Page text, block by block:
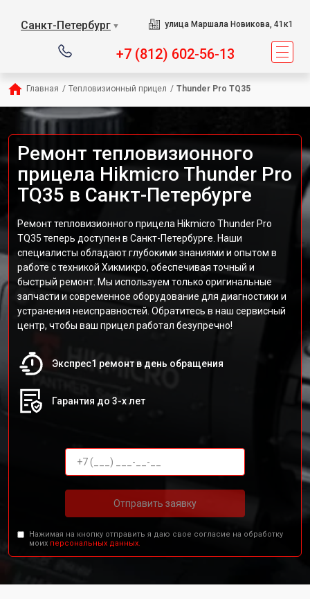
Санкт-Петербург ▼ улица Маршала Новикова, 41к1
+7 (812) 602-56-13
Главная / Тепловизионный прицел / Thunder Pro TQ35
Ремонт тепловизионного
прицела Hikmicro Thunder Pro
TQ35 в Санкт-Петербурге
Ремонт тепловизионного прицела Hikmicro Thunder Pro
TQ35 теперь доступен в Санкт-Петербурге. Наши
специалисты обладают глубокими знаниями и опытом в
работе с техникой Хикмикро, обеспечивая точный и
быстрый ремонт. Мы используем только оригинальные
запчасти и современное оборудование для диагностики и
устранения неисправностей. Обратитесь в наш сервисный
центр, чтобы ваш прицел работал безупречно!
Экспрес1 ремонт в день обращения
Гарантия до 3-х лет
Отправить заявку
Нажимая на кнопку отправить я даю свое согласие на обработку
моих персональных данных.